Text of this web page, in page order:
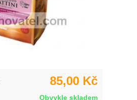
85,00 Kč
Obvykle skladem